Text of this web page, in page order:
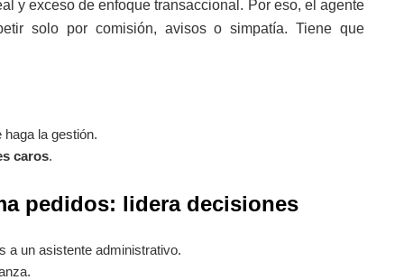
y exceso de enfoque transaccional. Por eso, el agente
solo por comisión, avisos o simpatía. Tiene que
la gestión.
caros.
pedidos: lidera decisiones
a un asistente administrativo.